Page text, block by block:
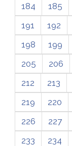
184
185
191
192
198
199
205
206
212
213
219
220
226
227
233
234